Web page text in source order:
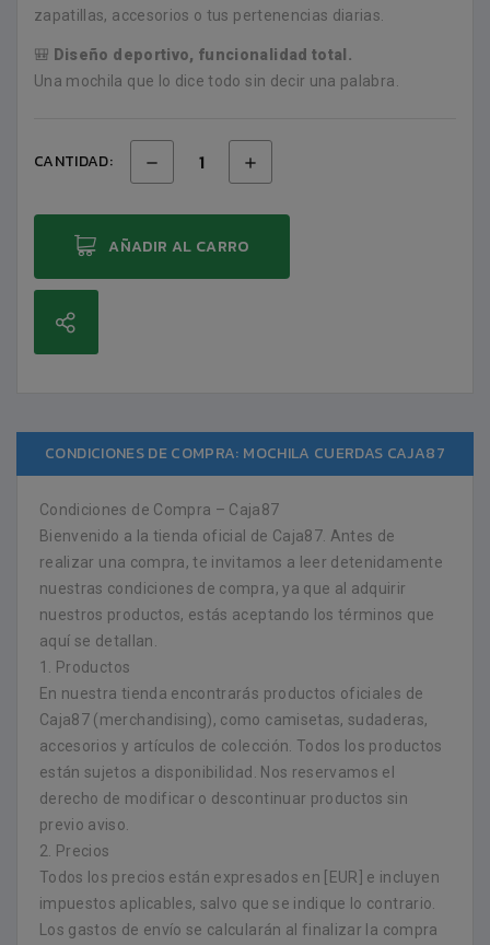
zapatillas, accesorios o tus pertenencias diarias.
🎒 Diseño deportivo, funcionalidad total.
Una mochila que lo dice todo sin decir una palabra.
CANTIDAD:
AÑADIR AL CARRO
CONDICIONES DE COMPRA: MOCHILA CUERDAS CAJA87
Condiciones de Compra – Caja87
Bienvenido a la tienda oficial de Caja87. Antes de
realizar una compra, te invitamos a leer detenidamente
nuestras condiciones de compra, ya que al adquirir
nuestros productos, estás aceptando los términos que
aquí se detallan.
1. Productos
En nuestra tienda encontrarás productos oficiales de
Caja87 (merchandising), como camisetas, sudaderas,
accesorios y artículos de colección. Todos los productos
están sujetos a disponibilidad. Nos reservamos el
derecho de modificar o descontinuar productos sin
previo aviso.
2. Precios
Todos los precios están expresados en [EUR] e incluyen
impuestos aplicables, salvo que se indique lo contrario.
Los gastos de envío se calcularán al finalizar la compra